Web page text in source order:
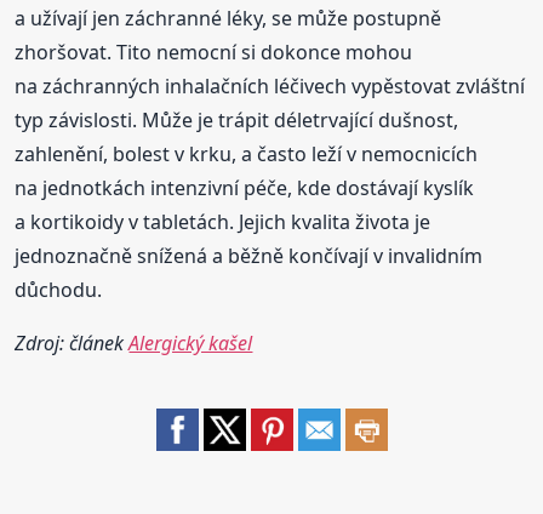
a užívají jen záchranné léky, se může postupně
zhoršovat. Tito nemocní si dokonce mohou
na záchranných inhalačních léčivech vypěstovat zvláštní
typ závislosti. Může je trápit déletrvající dušnost,
zahlenění, bolest v krku, a často leží v nemocnicích
na jednotkách intenzivní péče, kde dostávají kyslík
a kortikoidy v tabletách. Jejich kvalita života je
jednoznačně snížená a běžně končívají v invalidním
důchodu.
Zdroj: článekAlergický kašel